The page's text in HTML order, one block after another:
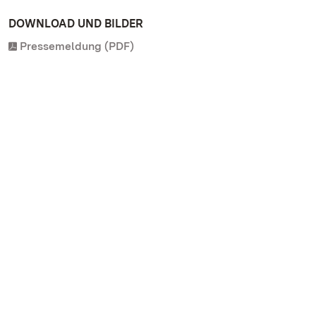
DOWNLOAD UND BILDER
Pressemeldung (PDF)